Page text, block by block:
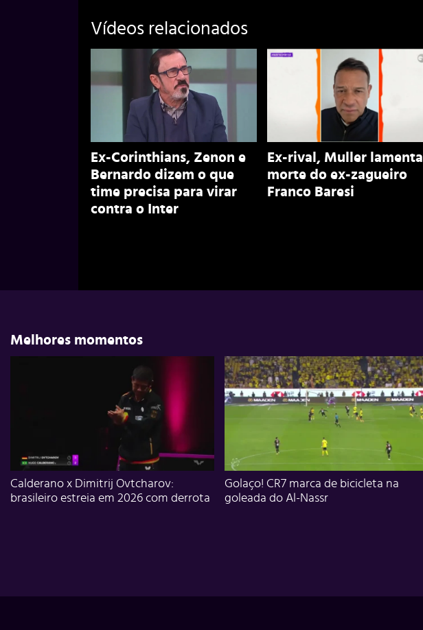
Vídeos relacionados
Ex-Corinthians, Zenon e
Bernardo dizem o que
time precisa para virar
contra o Inter
Ex-rival, Muller lamenta
morte do ex-zagueiro
Franco Baresi
Melhores momentos
Calderano x Dimitrij Ovtcharov:
brasileiro estreia em 2026 com derrota
Golaço! CR7 marca de bicicleta na
goleada do Al-Nassr